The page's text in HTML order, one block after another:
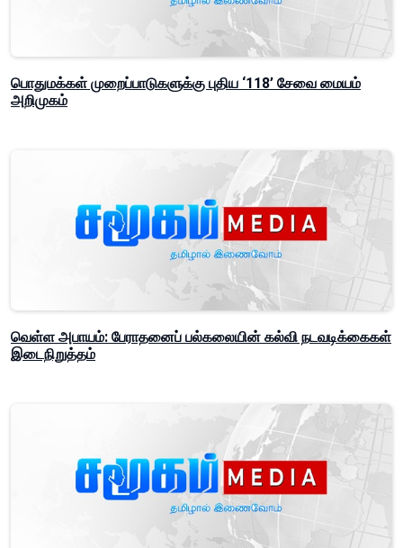
பொதுமக்கள் முறைப்பாடுகளுக்கு புதிய ‘118’ சேவை மையம்
அறிமுகம்
வெள்ள அபாயம்: பேராதனைப் பல்கலையின் கல்வி நடவடிக்கைகள்
இடைநிறுத்தம்